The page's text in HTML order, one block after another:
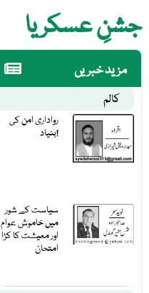
جشنِ عسکر یا
مزید خبریں
کالم
رواداری امن کی
بنیاد!
سیاست کے شور
میں خاموش عوام
اور معیشت کا کڑا
امتحان